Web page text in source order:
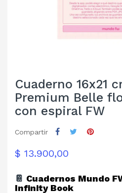
Cuaderno 16x21
Premium Belle
con espiral FW
Compartir
$ 13.900,00
📔 Cuadernos Mundo
Infinity Book